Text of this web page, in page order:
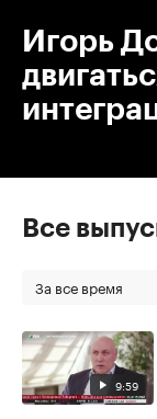
Игорь
Все
За все время
9:59